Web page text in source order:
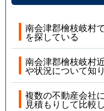
南会津郡檜枝岐村
を探している
南会津郡檜枝岐村
や状況について知
複数の不動産会社
見積もりして比較